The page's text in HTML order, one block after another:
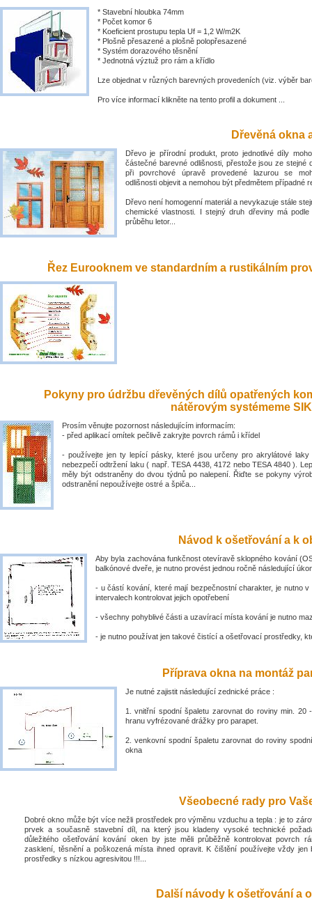
* Stavební hloubka 74mm
* Počet komor 6
* Koeficient prostupu tepla Uf = 1,2 W/m2K
* Plošně přesazené a plošně polopřesazené
* Systém dorazového těsnění
* Jednotná výztuž pro rám a křídlo
Lze objednat v různých barevných provedeních (viz. výběr
Pro více informací klikněte na tento profil a dokument ...
Dřevěná okna
Dřevo je přírodní produkt, proto jednotlivé díly
částečné barevné odlišnosti, přestože jsou ze stejné
při povrchové úpravě provedené lazurou se
odlišnosti objevit a nemohou být předmětem případné
Dřevo není homogenní materiál a nevykazuje stále
chemické vlastnosti. I stejný druh dřeviny má
průběhu letor...
Řez Eurooknem ve standardním a rustikálním
Pokyny pro údržbu dřevěných dílů opatřených
nátěrovým systémeme
Prosím věnujte pozornost následujícím informacím:
- před aplikací omítek pečlivě zakryjte povrch rámů i křídel
- používejte jen ty lepící pásky, které jsou určeny pro akrylátové
nebezpečí odtržení laku ( např. TESA 4438, 4172 nebo TESA 4840 ).
měly být odstraněny do dvou týdnů po nalepení. Řiďte se pokyny
odstranění nepoužívejte ostré a špiča...
Návod k ošetřování a k
Aby byla zachována funkčnost otevíravě sklopného kování
balkónové dveře, je nutno provést jednou ročně následující
- u částí kování, které mají bezpečnostní charakter, je nutno v
intervalech kontrolovat jejich opotřebení
- všechny pohyblivé části a uzavírací místa kování je nutno
- je nutno používat jen takové čistící a ošetřovací prostředky,
Příprava okna na montáž
Je nutné zajistit následující zednické práce :
1. vnitřní spodní špaletu zarovnat do roviny min. 20
hranu vyfrézované drážky pro parapet.
2. venkovní spodní špaletu zarovnat do roviny
okna
Všeobecné rady pro
Dobré okno může být více nežli prostředek pro výměnu vzduchu a tepla : je to
prvek a současně stavební díl, na který jsou kladeny vysoké technické
důležitého ošetřování kování oken by jste měli průběžně kontrolovat povrch
zasklení, těsnění a poškozená místa ihned opravit. K čištění používejte vždy jen
prostředky s nízkou agresivitou !!!...
Další návody k ošetřování a